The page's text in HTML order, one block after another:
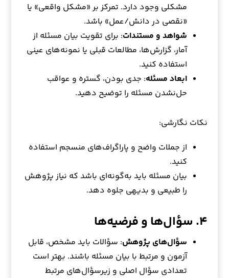
مشکلی وجود دارد. تمرکز بر «مشکل واقعی» یا
«نقصی در دانش/عمل» باشد.
شواهد و مستندات: برای تقویت بیان مسئله از
آمار، گزارش‌ها، مطالعات قبلی یا نمونه‌های عینی
استفاده کنید.
ابعاد مسئله: جدی بودن، گستره و عواقب
حل‌نشدن مسئله را توضیح دهید.
نکات نگارشی:
از جملات واضح و پاراگراف‌های منسجم استفاده
کنید.
بیان مسئله باید به‌گونه‌ای باشد که نیاز پژوهش
را طبیعی و بدیهی جلوه دهد.
۴. سؤال‌ها و فرضیه‌ها
سؤال‌های پژوهش: سؤالات باید مشخص، قابل
آزمون و مرتبط با بیان مسئله باشند. بهتر است
تعدادی سؤال اصلی و زیرسؤال‌های مرتبط